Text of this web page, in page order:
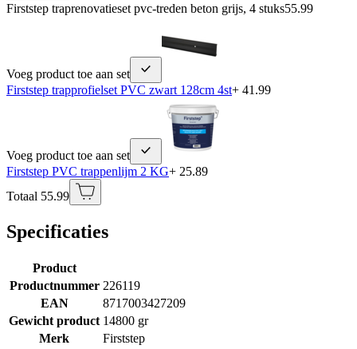
Firststep traprenovatieset pvc-treden beton grijs, 4 stuks55.99
Voeg product toe aan set
Firststep trapprofielset PVC zwart 128cm 4st+ 41.99
Voeg product toe aan set
Firststep PVC trappenlijm 2 KG+ 25.89
Totaal 55.99
Specificaties
Product
Productnummer 226119
EAN
8717003427209
Gewicht product 14800 gr
Merk
Firststep